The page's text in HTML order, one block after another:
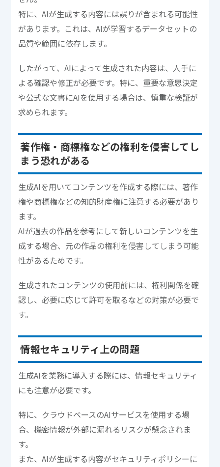
特に、AIが生成する内容には誤りが含まれる可能性
があります。これは、AIが学習するデータセットの
品質や範囲に依存します。
したがって、AIによって生成された内容は、人手に
よる確認や修正が必要です。特に、重要な意思決定
や公式な文書にAIを使用する場合は、慎重な検証が
求められます。
著作権・商標権などの権利を侵害してし
まう恐れがある
生成AIを用いてコンテンツを作成する際には、著作
権や商標権などの知的財産権に注意する必要があり
ます。
AIが過去の作品を参考にして新しいコンテンツを生
成する場合、元の作品の権利を侵害してしまう可能
性があるためです。
生成されたコンテンツの使用前には、権利関係を確
認し、必要に応じて許可を取るなどの対策が必要で
す。
情報セキュリティ上の問題
生成AIを業務に導入する際には、情報セキュリティ
にも注意が必要です。
特に、クラウドベースのAIサービスを使用する場
合、機密情報が外部に漏れるリスクが懸念されま
す。
また、AIが生成する内容がセキュリティポリシーに